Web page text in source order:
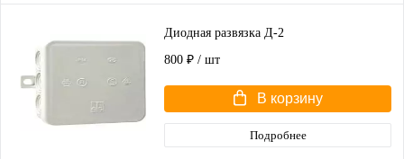
Диодная развязка Д-2
800 ₽ / шт
В корзину
Подробнее